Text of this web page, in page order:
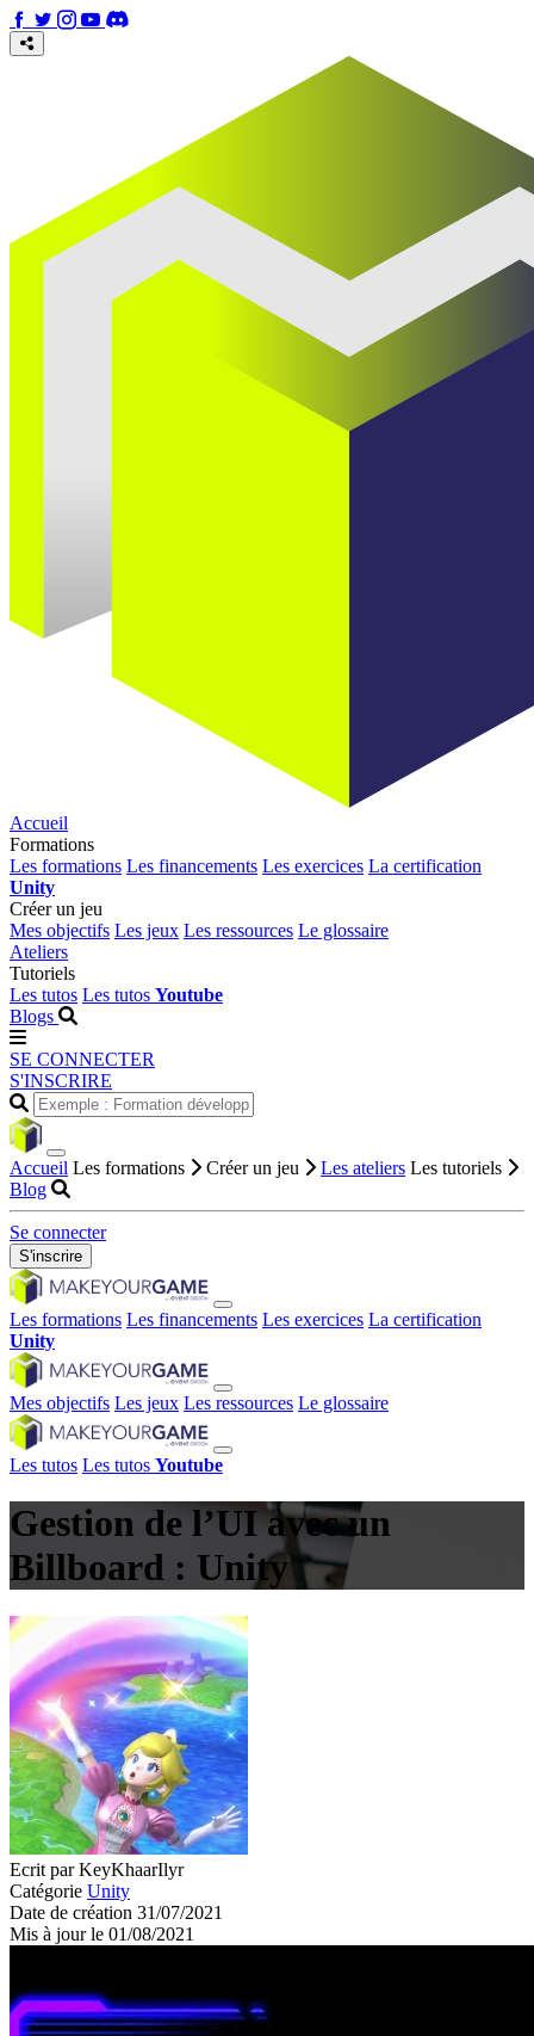
Accueil
Formations
Les formations Les financements Les exercices La certification
Unity
Créer un jeu
Mes objectifs Les jeux Les ressources Le glossaire
Ateliers
Tutoriels
Les tutos Les tutos Youtube
Blogs
SE CONNECTER
S'INSCRIRE
Accueil Les formations Créer un jeu Les ateliers Les tutoriels
Blog
Se connecter
S'inscrire
Les formations Les financements Les exercices La certification
Unity
Mes objectifs Les jeux Les ressources Le glossaire
Les tutos Les tutos Youtube
Gestion de l’UI avec un
Billboard : Unity
Ecrit par KeyKhaarIlyr
Catégorie Unity
Date de création 31/07/2021
Mis à jour le 01/08/2021